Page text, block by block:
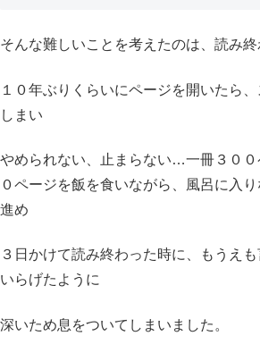
そんな難しいことを考えたのは、読み終
１０年ぶりくらいにページを開いたら
しまい
やめられない、止まらない…一冊３００
０ページを飯を食いながら、風呂に入
進め
３日かけて読み終わった時に、もうえ
いらげたように
深いため息をついてしまいました。